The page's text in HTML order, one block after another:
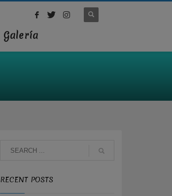
Galería
RECENT POSTS